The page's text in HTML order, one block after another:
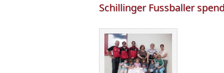
Schillinger Fussballer